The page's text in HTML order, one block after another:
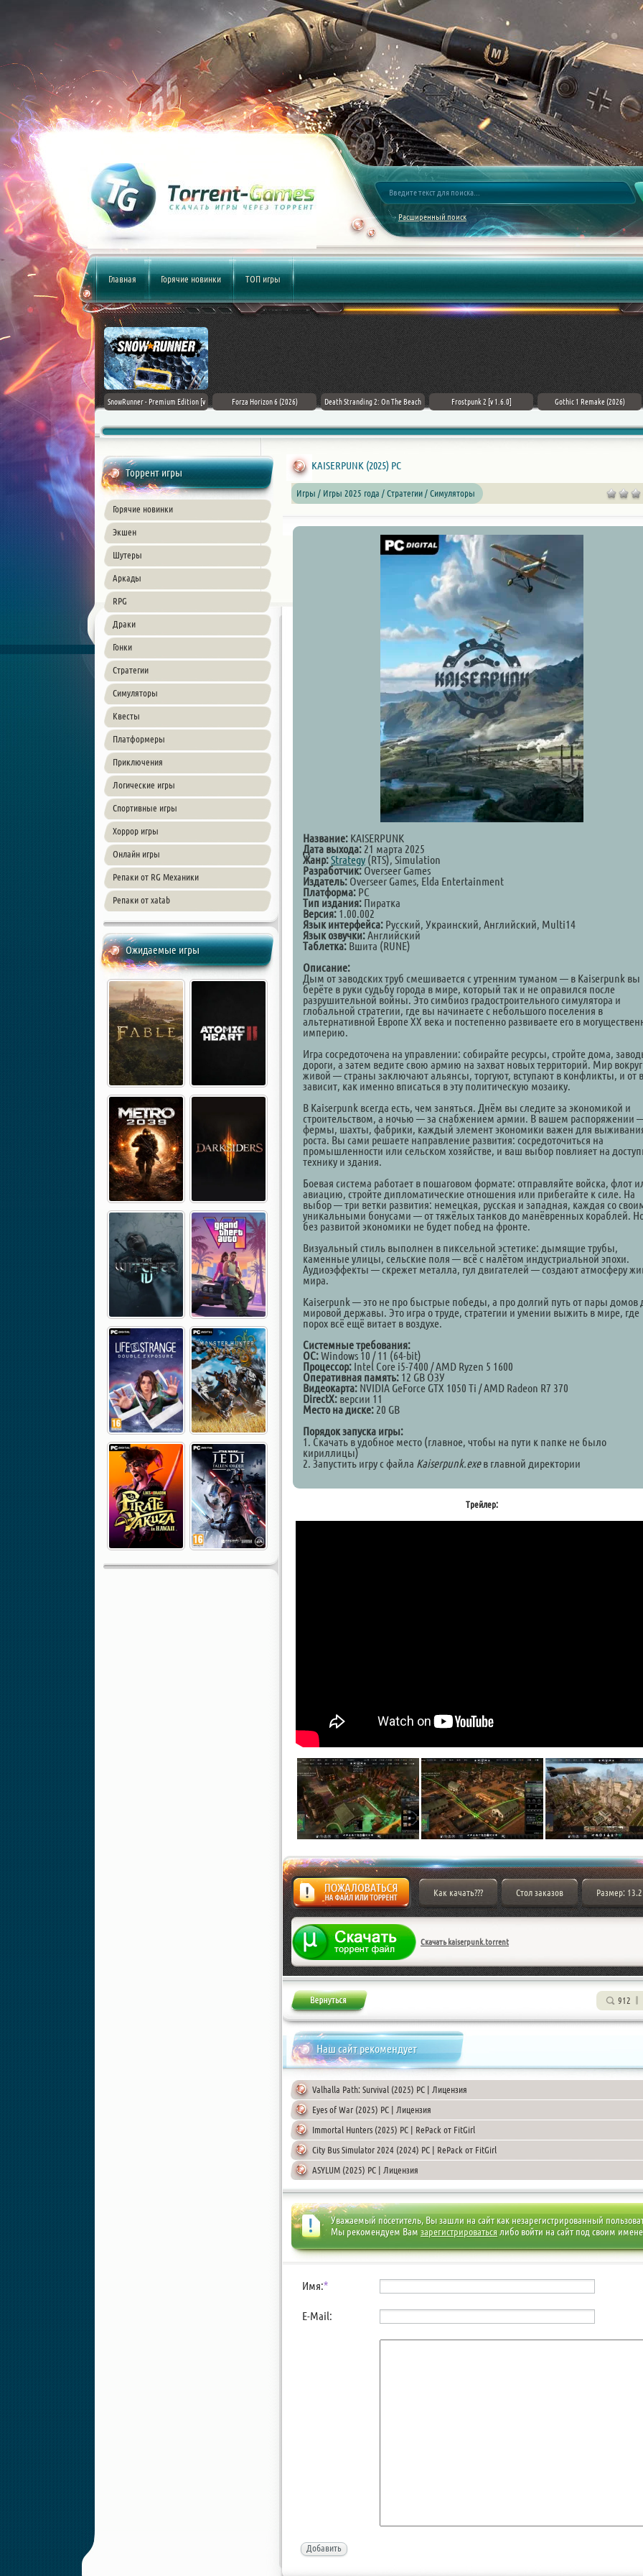
Расширенный поиск
Главная Горячие новинки ТОП игры
Assassin's Creed Black Flag
Resynced (2026) PC
SnowRunner - Premium Edition [v
Forza Horizon 6 (2026) Death Stranding 2: On The Beach Frostpunk 2 [v 1.6.0] Gothic 1 Remake (2026)
Торрент игры
Горячие новинки
Экшен
Шутеры
Аркады
RPG
Драки
Гонки
Стратегии
Симуляторы
Квесты
Платформеры
Приключения
Логические игры
Спортивные игры
Хоррор игры
Онлайн игры
Репаки от RG Механики
Репаки от xatab
Ожидаемые игры
KAISERPUNK (2025) PC
Игры / Игры 2025 года / Стратегии / Симуляторы
Название: KAISERPUNK
Дата выхода: 21 марта 2025
Жанр:Strategy (RTS), Simulation
Разработчик:Overseer Games
Издатель: Overseer Games, Elda Entertainment
Платформа: PC
Тип издания: Пиратка
Версия: 1.00.002
Язык интерфейса: Русский, Украинский, Английский, Multi14
Язык озвучки:Английский
Таблетка: Вшита (RUNE)
Описание:
Дым от заводских труб смешивается с утренним туманом — в Kaiserpunk вы
берёте в руки судьбу города в мире, который так и не оправился после
разрушительной войны. Это симбиоз градостроительного симулятора и
глобальной стратегии, где вы начинаете с небольшого поселения в
альтернативной Европе XX века и постепенно развиваете его в
империю.
Игра сосредоточена на управлении: собирайте ресурсы, стройте дома,
дороги, а затем ведите свою армию на захват новых территорий. Мир
живой — страны заключают альянсы, торгуют, вступают в конфликты, и от
зависит, как именно вписаться в эту политическую мозаику.
В Kaiserpunk всегда есть, чем заняться. Днём вы следите за экономикой и
строительством, а ночью — за снабжением армии. В вашем распоряжении
фермы, шахты, фабрики, каждый элемент экономики важен для
роста. Вы сами решаете направление развития: сосредоточиться на
промышленности или сельском хозяйстве, и ваш выбор повлияет на
технику и здания.
Боевая система работает в пошаговом формате: отправляйте войска, флот
авиацию, стройте дипломатические отношения или прибегайте к силе. На
выбор — три ветки развития: немецкая, русская и западная, каждая со
уникальными бонусами — от тяжёлых танков до манёвренных кораблей.
без развитой экономики не будет побед на фронте.
Визуальный стиль выполнен в пиксельной эстетике: дымящие трубы,
каменные улицы, сельские поля — всё с налётом индустриальной эпохи.
Аудиоэффекты — скрежет металла, гул двигателей — создают атмосферу
мира.
Kaiserpunk — это не про быстрые победы, а про долгий путь от пары домов
мировой державы. Это игра о труде, стратегии и умении выжить в мире, где
порох всё ещё витает в воздухе.
Системные требования:
ОС:Windows 10 / 11 (64-bit)
Процессор: Intel Core i5-7400 / AMD Ryzen 5 1600
Оперативная память: 12 GB ОЗУ
Видеокарта: NVIDIA GeForce GTX 1050 Ti / AMD Radeon R7 370
DirectX: версии 11
Место на диске: 20 GB
Порядок запуска игры:
1. Скачать в удобное место (главное, чтобы на пути к папке не было
кириллицы)
2. Запустить игру с файла Kaiserpunk.exeв главной директории
Трейлер:
Жалоба
Как качать??? Стол заказов Размер:
Скачать kaiserpunk.torrent
912
Наш сайт рекомендует
Valhalla Path: Survival (2025) PC | Лицензия
Eyes of War (2025) PC | Лицензия
Immortal Hunters (2025) PC | RePack от FitGirl
City Bus Simulator 2024 (2024) PC | RePack от FitGirl
ASYLUM (2025) PC | Лицензия
Уважаемый посетитель, Вы зашли на сайт как незарегистрированный
Мы рекомендуем Вам зарегистрироватьсялибо войти на сайт под своим
Имя:*
E-Mail:
Добавить